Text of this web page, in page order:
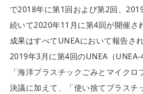
で2018年に第1回および第2回、
続いて2020年11月に第4回が開催さ
成果はすべてUNEAにおいて報告され
2019年3月に第4回のUNEA（UNEA-
「海洋プラスチックごみとマイクロ
決議に加えて、「使い捨てプラスチ